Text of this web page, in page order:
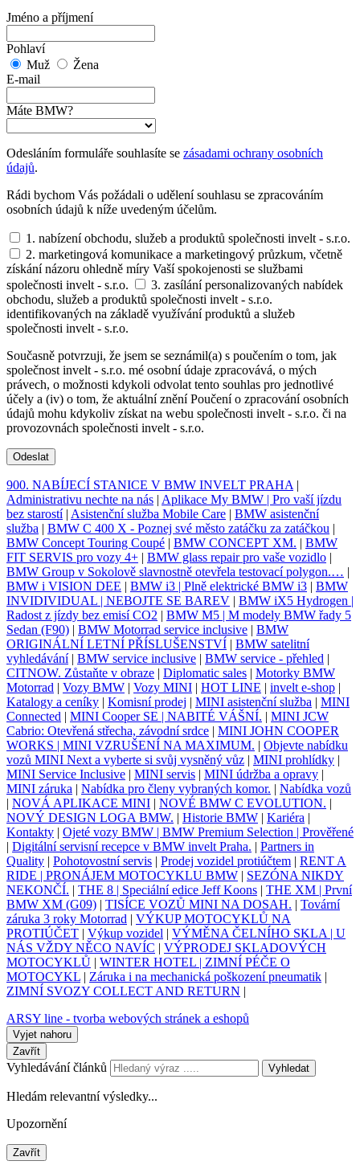
Jméno a příjmení
Pohlaví
Muž
Žena
E-mail
Máte BMW?
Odesláním formuláře souhlasíte se zásadami ochrany osobních
údajů.
Rádi bychom Vás požádali o udělení souhlasu se zpracováním
osobních údajů k níže uvedeným účelům.
1. nabízení obchodu, služeb a produktů společnosti invelt - s.r.o.
2. marketingová komunikace a marketingový průzkum, včetně
získání názoru ohledně míry Vaší spokojenosti se službami
společnosti invelt - s.r.o.
3. zasílání personalizovaných nabídek
obchodu, služeb a produktů společnosti invelt - s.r.o.
identifikovaných na základě využívání produktů a služeb
společnosti invelt - s.r.o.
Současně potvrzuji, že jsem se seznámil(a) s poučením o tom, jak
společnost invelt - s.r.o. mé osobní údaje zpracovává, o mých
právech, o možnosti kdykoli odvolat tento souhlas pro jednotlivé
účely a (iv) o tom, že aktuální znění Poučení o zpracování osobních
údajů mohu kdykoliv získat na webu společnosti invelt - s.r.o. či na
provozovnách společnosti invelt - s.r.o.
Odeslat
900. NABÍJECÍ STANICE V BMW INVELT PRAHA |
Administrativu nechte na nás | Aplikace My BMW | Pro vaší jízdu
bez starostí| Asistenční služba Mobile Care | BMW asistenční
služba | BMW C 400 X - Poznej své město zatáčku za zatáčkou |
BMW Concept Touring Coupé | BMW CONCEPT XM. | BMW
FIT SERVIS pro vozy 4+ | BMW glass repair pro vaše vozidlo |
BMW Group v Sokolově slavnostně otevřela testovací polygon.… |
BMW i VISION DEE | BMW i3 | Plně elektrické BMW i3 | BMW
INVIDIVIDUAL | NEBOJTE SE BAREV | BMW iX5 Hydrogen |
Radost z jízdy bez emisí CO2 | BMW M5 | M modely BMW řady 5
Sedan (F90) | BMW Motorrad service inclusive | BMW
ORIGINÁLNÍ LETNÍ PŘÍSLUŠENSTVÍ | BMW satelitní
vyhledávání| BMW service inclusive | BMW service - přehled |
CITNOW. Zůstaňte v obraze | Diplomatic sales | Motorky BMW
Motorrad | Vozy BMW | Vozy MINI | HOT LINE | invelt e-shop |
Katalogy a ceníky | Komisní prodej | MINI asistenční služba | MINI
Connected | MINI Cooper SE | NABITÉ VÁŠNÍ. | MINI JCW
Cabrio: Otevřená střecha, závodní srdce | MINI JOHN COOPER
WORKS | MINI VZRUŠENÍ NA MAXIMUM. | Objevte nabídku
vozů MINI Next a vyberte si svůj vysněný vůz | MINI prohlídky |
MINI Service Inclusive | MINI servis | MINI údržba a opravy |
MINI záruka | Nabídka pro členy vybraných komor. | Nabídka vozů
| NOVÁ APLIKACE MINI | NOVÉ BMW C EVOLUTION. |
NOVÝ DESIGN LOGA BMW. | Historie BMW | Kariéra |
Kontakty | Ojeté vozy BMW | BMW Premium Selection | Prověřené
| Digitální servisní recepce v BMW invelt Praha. | Partners in
Quality | Pohotovostní servis | Prodej vozidel protiúčtem | RENT A
RIDE | PRONÁJEM MOTOCYKLU BMW | SEZÓNA NIKDY
NEKONČÍ. | THE 8 | Speciální edice Jeff Koons | THE XM | První
BMW XM (G09) | TISÍCE VOZŮ MINI NA DOSAH. | Tovární
záruka 3 roky Motorrad | VÝKUP MOTOCYKLŮ NA
PROTIÚČET | Výkup vozidel | VÝMĚNA ČELNÍHO SKLA | U
NÁS VŽDY NĚCO NAVÍC | VÝPRODEJ SKLADOVÝCH
MOTOCYKLŮ | WINTER HOTEL | ZIMNÍ PÉČE O
MOTOCYKL | Záruka i na mechanická poškození pneumatik |
ZIMNÍ SVOZY COLLECT AND RETURN |
ARSY line - tvorba webových stránek a eshopů
Vyjet nahoru
Zavřít
Vyhledávání článků Vyhledat
Hledám relevantní výsledky...
Upozornění
Zavřít